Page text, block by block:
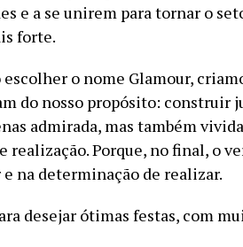
e a se unirem para tornar o
forte.
o nome Glamour,
do nosso propósito: construir
admirada, mas também
realização. Porque, no final, o
na determinação de realizar.
desejar ótimas festas, com